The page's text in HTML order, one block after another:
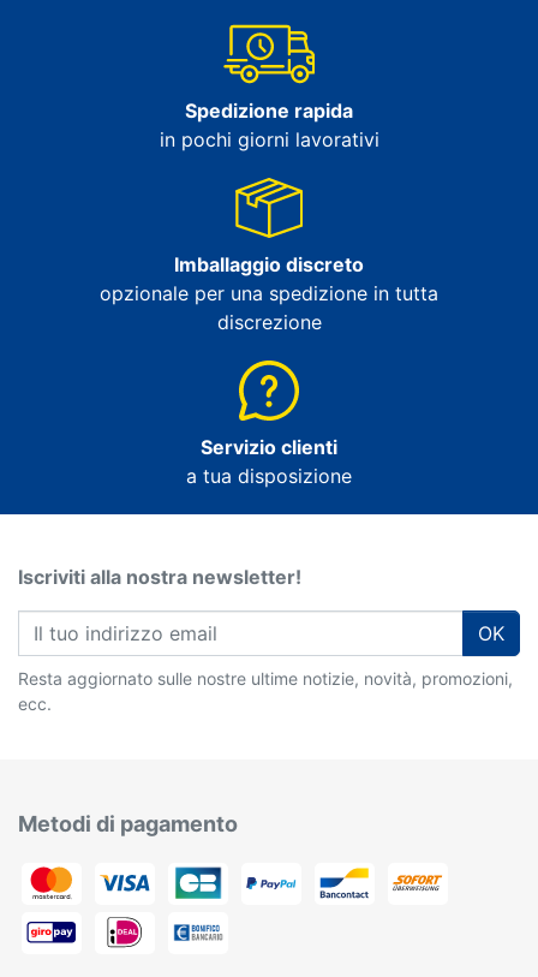
Spedizione rapida
in pochi giorni lavorativi
Imballaggio discreto
opzionale per una spedizione in tutta
discrezione
Servizio clienti
a tua disposizione
Iscriviti alla nostra newsletter!
OK
Resta aggiornato sulle nostre ultime notizie, novità, promozioni,
ecc.
Metodi di pagamento